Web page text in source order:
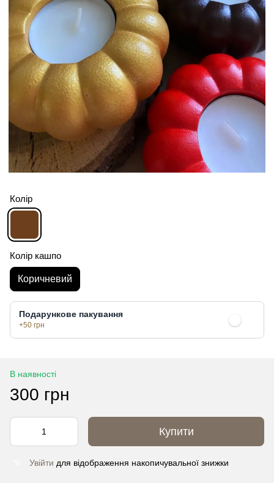
Колір
Колір кашпо
Коричневий
Подарункове пакування
+50 грн
В наявності
300 грн
Купити
Увійти для відображення накопичувальної знижки